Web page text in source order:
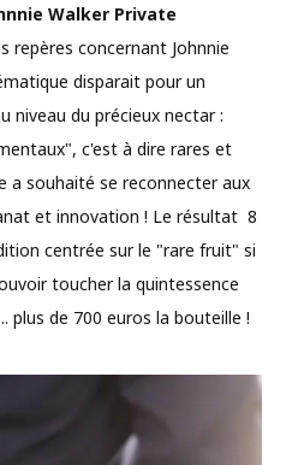
Walker Private
repères concernant Johnnie
disparait pour un
niveau du précieux nectar :
c'est à dire rares et
a souhaité se reconnecter aux
et innovation ! Le résultat 8
centrée sur le "rare fruit" si
toucher la quintessence
plus de 700 euros la bouteille !